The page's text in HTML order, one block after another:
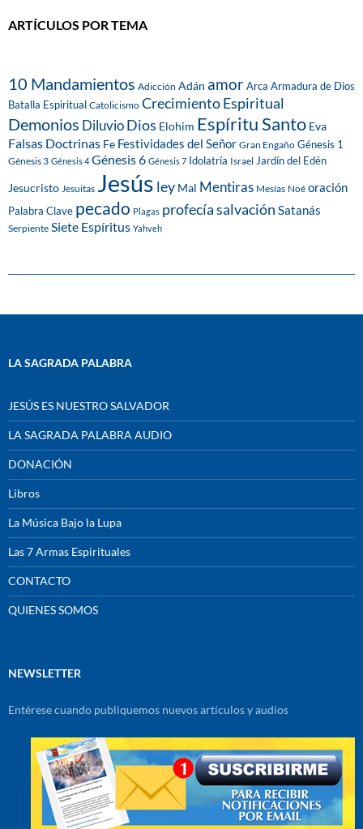
ARTÍCULOS POR TEMA
10 Mandamientos Adicción Adán amorArca Armadura de Dios
Batalla Espiritual Catolicismo Crecimiento Espiritual
Demonios DiluvioDios Elohim Espíritu Santo Eva
Falsas Doctrinas Fe Festividades del Señor Gran Engaño Génesis 1
Génesis 3 Génesis 4 Génesis 6 Génesis 7 Idolatría Israel Jardín del Edén
Jesucristo Jesuitas Jesús ley Mal Mentiras Mesías Noé oración
Palabra Clave pecado Plagas profecíasalvación Satanás
Serpiente Siete Espíritus Yahveh
LA SAGRADA PALABRA
JESÚS ES NUESTRO SALVADOR
LA SAGRADA PALABRA AUDIO
DONACIÓN
Libros
La Música Bajo la Lupa
Las 7 Armas Espirituales
CONTACTO
QUIENES SOMOS
NEWSLETTER
Entérese cuando publiquemos nuevos artículos y audios